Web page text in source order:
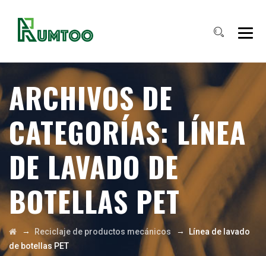
ARCHIVOS DE
CATEGORÍAS: LÍNEA
DE LAVADO DE
BOTELLAS PET
→ Reciclaje de productos mecánicos →
Línea de lavado
de botellas PET